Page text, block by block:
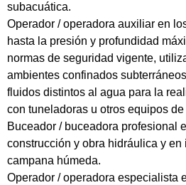
subacuática.
Operador / operadora auxiliar en
hasta la presión y profundidad
normas de seguridad vigente,
ambientes confinados
fluidos distintos al agua para la
con tuneladoras u otros equipos
Buceador / buceadora profesional
construcción y obra hidráulica y
campana húmeda.
Operador / operadora especialista